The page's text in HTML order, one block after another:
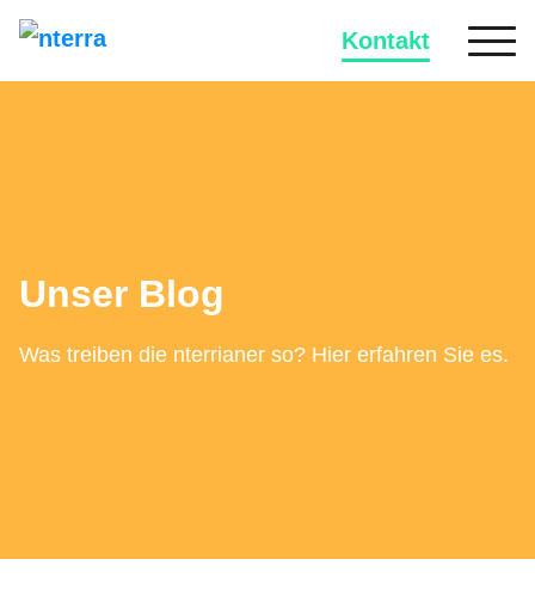
Kontakt
Unser Blog
Was treiben die nterrianer so? Hier erfahren Sie es.